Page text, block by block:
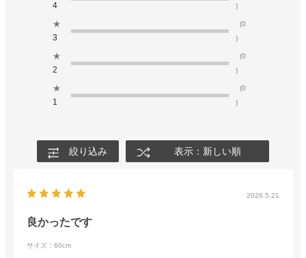
4
)
★
3
(0
)
★
2
(0
)
★
1
(0
)
絞り込み 表示：新しい順
2026.5.21
良かったです
サイズ：60cm